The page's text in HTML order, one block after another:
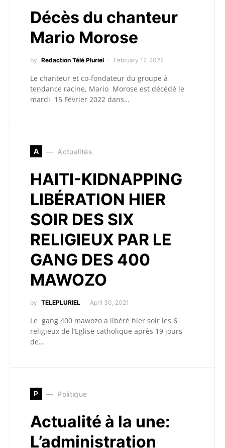
Décès du chanteur
Mario Morose
by Redaction Télé Pluriel February 17, 2022
Le chanteur et co-fondateur du groupe à
tendance racine, Mario Morose est décédé le
mardi 15 Février 2022 dans…
A Actualités
HAITI-KIDNAPPING
LIBÉRATION HIER
SOIR DES SIX
RELIGIEUX PAR LE
GANG DES 400
MAWOZO
by TELEPLURIEL April 30, 2021
Le gang 400 mawozo a libéré hier soir les 6
religieux de l’Eglise catholique après 19 jours
de…
P Politique
Actualité à la une:
L’administration